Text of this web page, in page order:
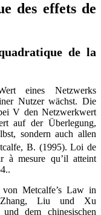
des effets de
de la
eines Netzwerks
Nutzer wächst. Die
V den Netzwerkwert
auf der Überlegung,
sondern auch allen
B. (1995). Loi de
à mesure qu’il atteint
.
Metcalfe’s Law in
Zhang, Liu und Xu
dem chinesischen